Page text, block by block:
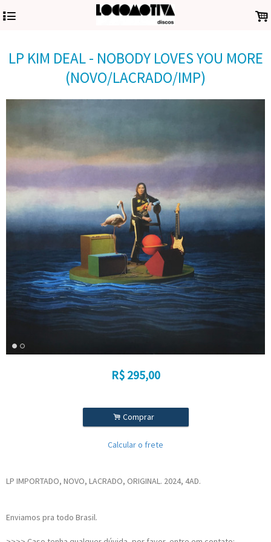
4 .
LP KIM DEAL - NOBODY LOVES YOU MORE
(NOVO/LACRADO/IMP)
R$ 295,00
. Comprar
Calcular o frete
LP IMPORTADO, NOVO, LACRADO, ORIGINAL. 2024, 4AD.
Enviamos pra todo Brasil.